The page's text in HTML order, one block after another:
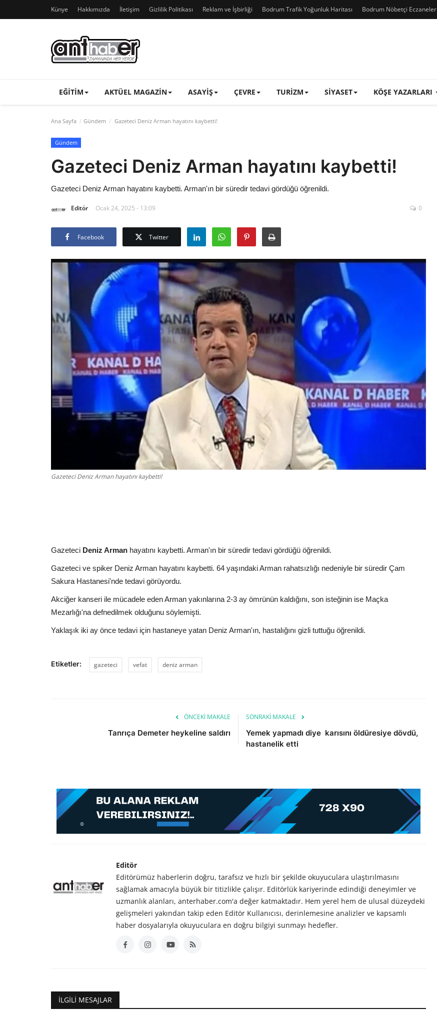
Künye Hakkımızda İletişim Gizlilik Politikası Reklam ve İşbirliği Bodrum Trafik Yoğunluk Haritası Bodrum Nöbetçi Eczaneler
EĞITIM AKTÜEL MAGAZIN ASAYIŞ ÇEVRE TURIZM SIYASET KÖŞE YAZARLARI
Ana Sayfa Gündem Gazeteci Deniz Arman hayatını kaybetti!
Gündem
Gazeteci Deniz Arman hayatını kaybetti!
Gazeteci Deniz Arman hayatını kaybetti. Arman'ın bir süredir tedavi gördüğü öğrenildi.
Editör Ocak 24, 2025 - 13:09 0
Facebook Twitter
Gazeteci Deniz Arman hayatını kaybetti!
Gazeteci Deniz Arman hayatını kaybetti. Arman'ın bir süredir tedavi gördüğü öğrenildi.
Gazeteci ve spiker Deniz Arman hayatını kaybetti. 64 yaşındaki Arman rahatsızlığı nedeniyle bir süredir Çam
Sakura Hastanesi'nde tedavi görüyordu.
Akciğer kanseri ile mücadele eden Arman yakınlarına 2-3 ay ömrünün kaldığını, son isteğinin ise Maçka
Mezarlığı'na defnedilmek olduğunu söylemişti.
Yaklaşık iki ay önce tedavi için hastaneye yatan Deniz Arman'ın, hastalığını gizli tuttuğu öğrenildi.
Etiketler: gazeteci vefat deniz arman
ÖNCEKI MAKALE
Tanrıça Demeter heykeline saldırı
SONRAKI MAKALE
Yemek yapmadı diye karısını öldüresiye dövdü,
hastanelik etti
Editör
Editörümüz haberlerin doğru, tarafsız ve hızlı bir şekilde okuyuculara ulaştırılmasını
sağlamak amacıyla büyük bir titizlikle çalışır. Editörlük kariyerinde edindiği deneyimler ve
uzmanlık alanları, anterhaber.com'a değer katmaktadır. Hem yerel hem de ulusal düzeydeki
gelişmeleri yakından takip eden Editör Kullanıcısı, derinlemesine analizler ve kapsamlı
haber dosyalarıyla okuyuculara en doğru bilgiyi sunmayı hedefler.
İLGILI MESAJLAR